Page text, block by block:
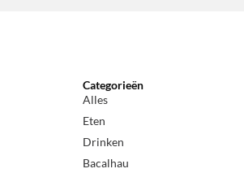
Categorieën
Alles
Eten
Drinken
Bacalhau